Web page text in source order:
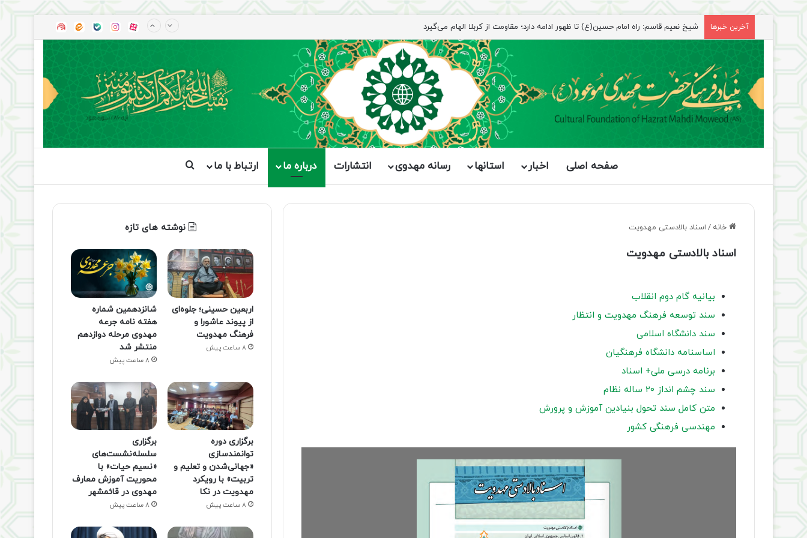
آخرین خبرها
شیخ نعیم قاسم: راه امام حسین(ع) تا ظهور ادامه دارد؛ مقاومت از کربلا الهام می‌گیرد
آپاراتاینستاگرام
بله ایتا
صفحه اصلی اخبار استانها رسانه مهدوی انتشارات درباره ما ارتباط با ما جستجو برای
خانه / اسناد بالادستی مهدویت
اسناد بالادستی مهدویت
بیانیه گام دوم انقلاب
سند توسعه فرهنگ مهدویت و انتظار
سند دانشگاه اسلامی
اساسنامه دانشگاه فرهنگیان
برنامه درسی ملی+ اسناد
سند چشم انداز ۲۰ ساله نظام
متن کامل سند تحول بنیادین آموزش و پرورش
مهندسی فرهنگی کشور
نوشته های تازه
اربعین حسینی؛ جلوه‌ای
از پیوند عاشورا و
فرهنگ مهدویت
8 ساعت پیش
شانزدهمین شماره
هفته‌ نامه جرعه
مهدوی مرحله دوازدهم
منتشر شد
8 ساعت پیش
برگزاری دوره
توانمندسازی
«جهانی‌شدن و تعلیم و
تربیت» با رویکرد
مهدویت در نکا
8 ساعت پیش
برگزاری
سلسله‌نشست‌های
«نسیم حیات» با
محوریت آموزش معارف
مهدوی در قائمشهر
8 ساعت پیش